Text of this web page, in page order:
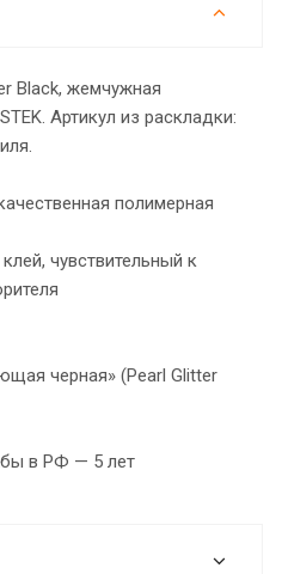
Black, жемчужная
Артикул из раскладки:
полимерная
чувствительный к
черная» (Pearl Glitter
в РФ — 5 лет